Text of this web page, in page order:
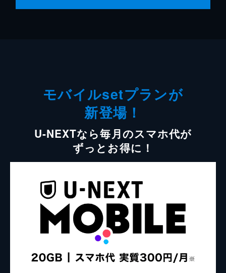
モバイルsetプランが
新登場！
U-NEXTなら毎月のスマホ代が
ずっとお得に！